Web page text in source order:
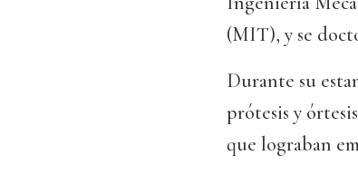
(MIT), y se
Durante su
prótesis y
que lograban